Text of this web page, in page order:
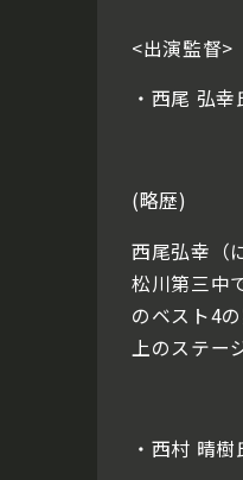
<出演監督>
・西尾 弘
(略歴)
西尾弘幸（
松川第三中
のベスト4
上のステー
・西村 晴